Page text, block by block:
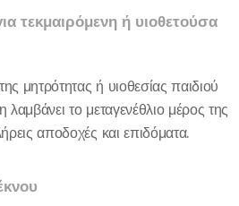
τεκμαιρόμενη ή υιοθετούσα
μητρότητας ή υιοθεσίας παιδιού
το μεταγενέθλιο μέρος της
αποδοχές και επιδόματα.